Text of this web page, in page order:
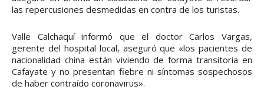
las repercusiones desmedidas en contra de los turistas.
Valle Calchaquí informó que el doctor Carlos Vargas,
gerente del hospital local, aseguró que «los pacientes de
nacionalidad china están viviendo de forma transitoria en
Cafayate y no presentan fiebre ni síntomas sospechosos
de haber contraído coronavirus».